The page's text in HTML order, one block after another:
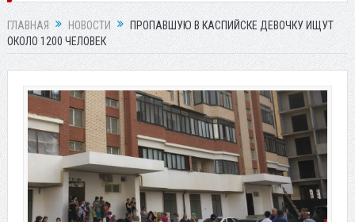
ГЛАВНАЯ НОВОСТИ
ПРОПАВШУЮ В КАСПИЙСКЕ ДЕВОЧКУ ИЩУТ
ОКОЛО 1200 ЧЕЛОВЕК